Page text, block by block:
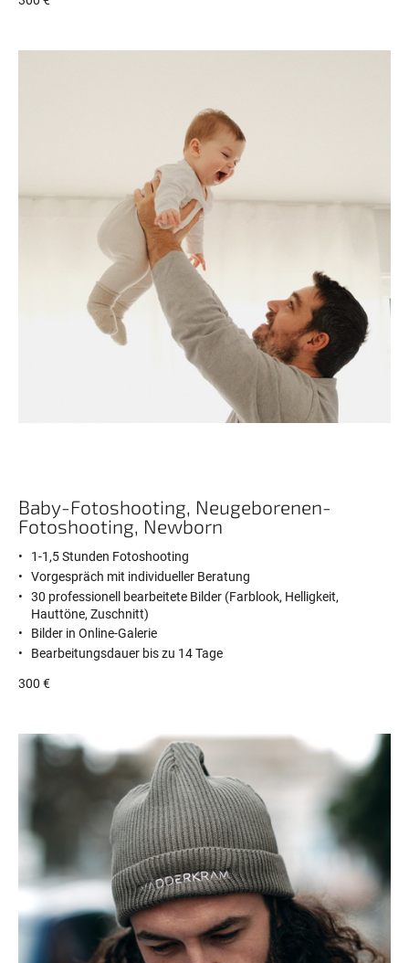
Baby-Fotoshooting, Neugeborenen-
Fotoshooting, Newborn
1-1,5 Stunden Fotoshooting
Vorgespräch mit individueller Beratung
30 professionell bearbeitete Bilder (Farblook, Helligkeit,
Hauttöne, Zuschnitt)
Bilder in Online-Galerie
Bearbeitungsdauer bis zu 14 Tage
300 €